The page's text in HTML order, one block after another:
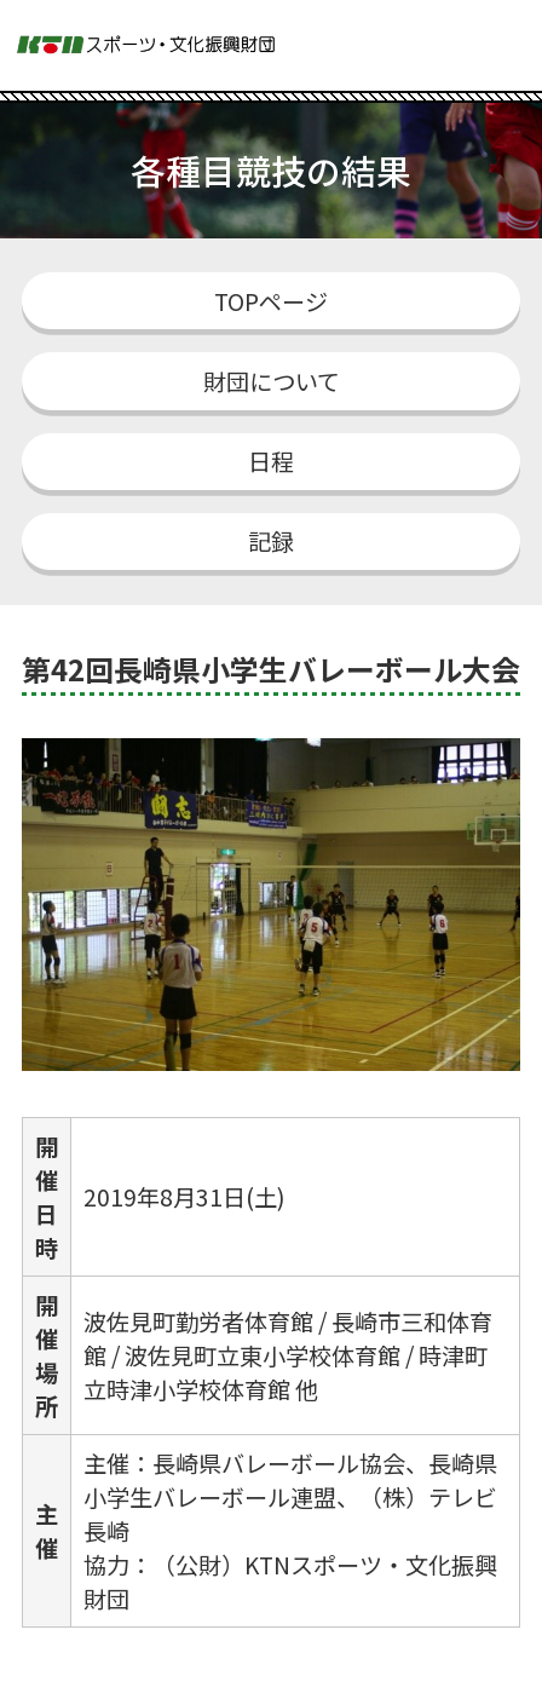
各種目競技の結果
TOPページ
財団について
日程
記録
第42回長崎県小学生バレーボール大会
開
催
日
時
2019年8月31日(土)
開
催
場
所
波佐見町勤労者体育館 / 長崎市三和体育
館 / 波佐見町立東小学校体育館 / 時津町
立時津小学校体育館 他
主
催
主催：長崎県バレーボール協会、長崎県
小学生バレーボール連盟、（株）テレビ
長崎
協力：（公財）KTNスポーツ・文化振興
財団